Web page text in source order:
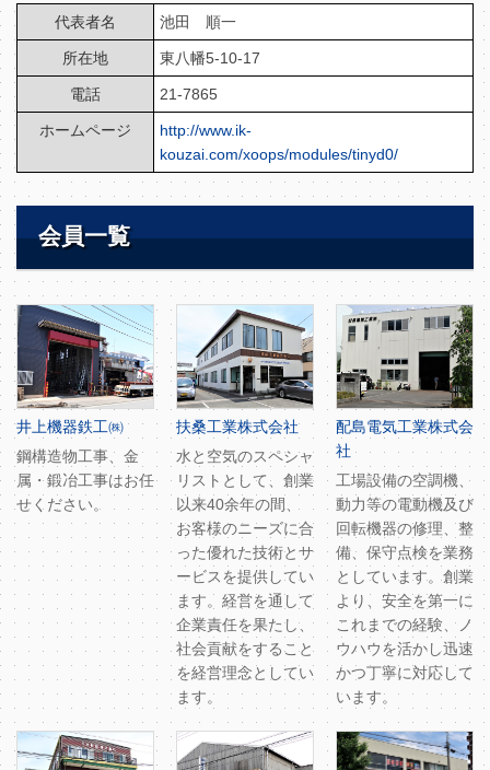
代表者名 池田 順一
所在地 東八幡5-10-17
電話 21-7865
ホームページ
http://www.ik-
kouzai.com/xoops/modules/tinyd0/
会員一覧
井上機器鉄工㈱
鋼構造物工事、金
属・鍛冶工事はお任
せください。
扶桑工業株式会社
水と空気のスペシャ
リストとして、創業
以来40余年の間、
お客様のニーズに合
った優れた技術とサ
ービスを提供してい
ます。経営を通して
企業責任を果たし、
社会貢献をすること
を経営理念としてい
ます。
配島電気工業株式会
社
工場設備の空調機、
動力等の電動機及び
回転機器の修理、整
備、保守点検を業務
としています。創業
より、安全を第一に
これまでの経験、ノ
ウハウを活かし迅速
かつ丁寧に対応して
います。